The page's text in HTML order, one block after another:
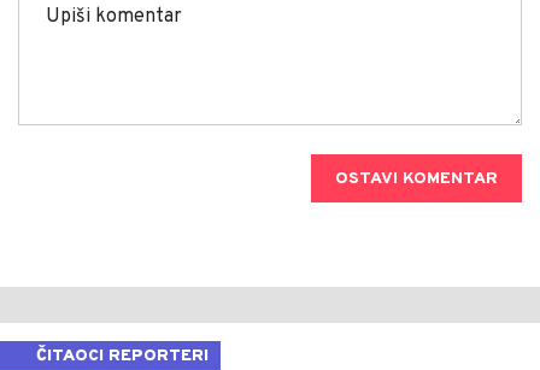
OSTAVI KOMENTAR
ČITAOCI REPORTERI